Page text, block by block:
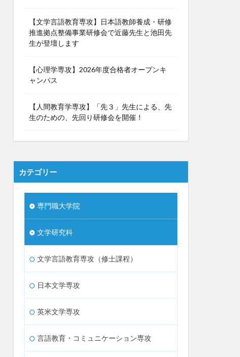
【文学言語教育専攻】日本語教師養成・研修
推進拠点整備事業研修会で近藤先生と池田先
生が登壇します
【心理学専攻】2026年度合格者オープンキ
ャンパス
【人間教育学専攻】「先３」先生による、先
生のための、先回り研修会を開催！
カテゴリー
専門職大学院
文学研究科
文学言語教育専攻（修士課程）
日本文学専攻
英米文学専攻
言語教育・コミュニケーション専攻